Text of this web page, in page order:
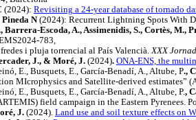
(2024): Revisiting a 24-year database of tornado
Pineda N(2024): Recurrent Lightning Spots With
Escoda, A., Assimenidis, S., Cortès, M.,
783,
i pluja torrencial al País Valencià.XXX
J., & Moré, J. (2024). ONA-ENS, the
E., Busquets, E., García-Benadí, A., Altube, P.,
MIcrophysics and Satellite-derived estimates”
E., Busquets, E., García-Benadí, A., Altube, P.,
field campaign in the Eastern Pyrenees.
J. (2024). Land use and soil texture effects on